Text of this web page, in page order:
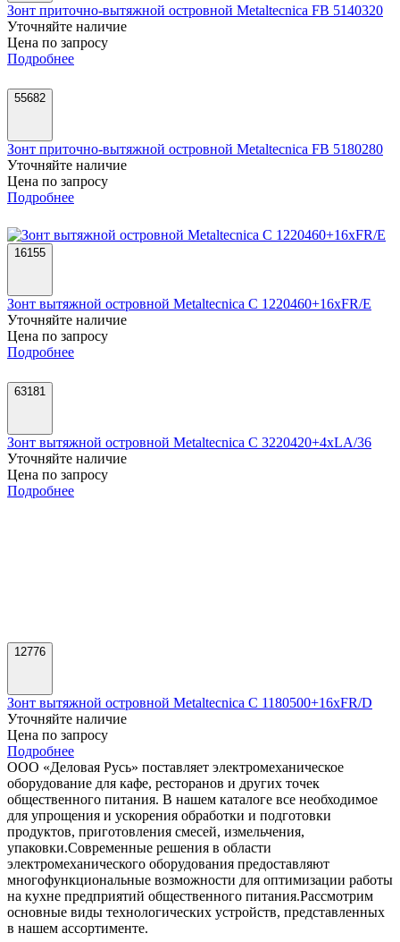
Зонт приточно-вытяжной островной Metaltecnica FB 5140320
Уточняйте наличие
Цена по запросу
Подробнее
55682
Зонт приточно-вытяжной островной Metaltecnica FB 5180280
Уточняйте наличие
Цена по запросу
Подробнее
16155
Зонт вытяжной островной Metaltecnica C 1220460+16xFR/E
Уточняйте наличие
Цена по запросу
Подробнее
63181
Зонт вытяжной островной Metaltecnica C 3220420+4xLA/36
Уточняйте наличие
Цена по запросу
Подробнее
Подробнее
общественного питания. В нашем каталоге все необходимое
для упрощения и ускорения обработки и подготовки
продуктов, приготовления смесей, измельчения,
упаковки.Современные решения в области
электромеханического оборудования предоставляют
многофункциональные возможности для оптимизации работы
на кухне предприятий общественного питания.Рассмотрим
основные виды технологических устройств, представленных
в нашем ассортименте.
Овощерезки, куттеры, слайсеры, картофелечистки и
хлеборезки – это лишь часть нашего предложения,
специально разработанного для эффективной обработки
и нарезки продуктов.
Миксеры и блендеры, включенные в наш ассортимент,
обеспечивают идеальное сочетание скорости и качества